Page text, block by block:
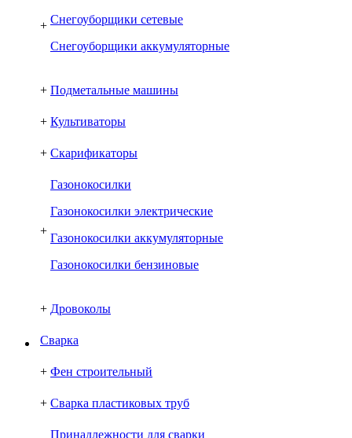
+ Снегоуборщики сетевые
Снегоуборщики аккумуляторные
+ Подметальные машины
+ Культиваторы
+ Скарификаторы
+
Газонокосилки
Газонокосилки электрические
Газонокосилки аккумуляторные
Газонокосилки бензиновые
+ Дровоколы
Сварка
+ Фен строительный
+ Сварка пластиковых труб
Принадлежности для сварки